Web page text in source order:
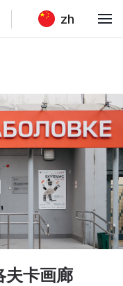
zh
夫卡画廊